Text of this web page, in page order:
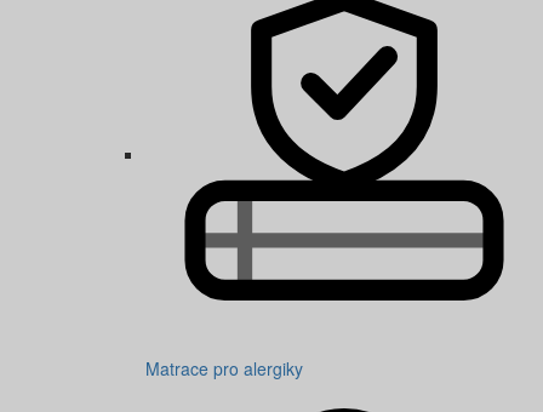
Matrace pro alergiky